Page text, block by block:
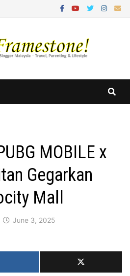
MOBILE x
Gegarkan
Mall
June 3, 2025